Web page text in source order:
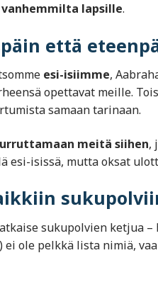
lapsille.
että
esi-isiimme,
opettavat meille.
samaan tarinaan.
meitä siihen,
esi-isissä, mutta oksat
sukupolvien ketjua –
ole pelkkä lista nimiä,